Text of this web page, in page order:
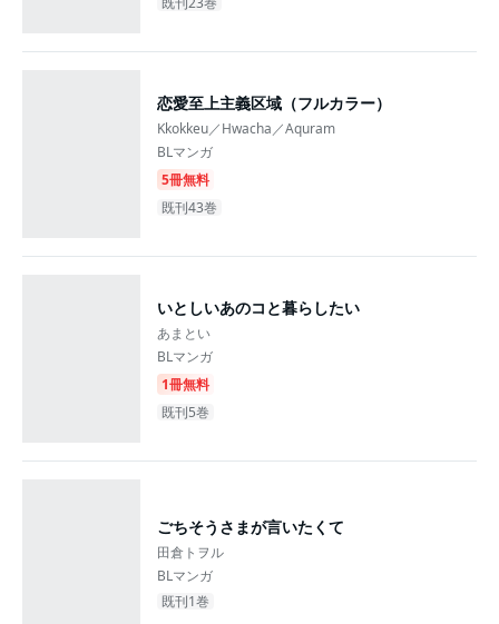
恋愛至上主義区域（フルカラー）
Kkokkeu／Hwacha／Aquram
BLマンガ
5冊無料
既刊43巻
いとしいあのコと暮らしたい
あまとい
BLマンガ
1冊無料
既刊5巻
ごちそうさまが言いたくて
田倉トヲル
BLマンガ
既刊1巻